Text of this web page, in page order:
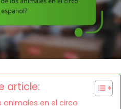
article:
animales en el circo